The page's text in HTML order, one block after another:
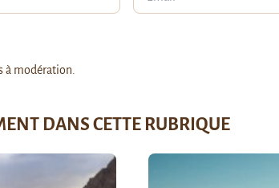
à modération.
DANS CETTE RUBRIQUE